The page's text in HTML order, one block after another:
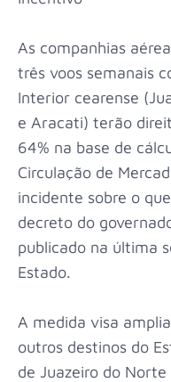
As companhias
três voos semanais
Interior cearense
e Aracati) terão
64% na base de
Circulação de
incidente sobre o
decreto do
publicado na última
Estado.
A medida visa
outros destinos do
de Juazeiro do